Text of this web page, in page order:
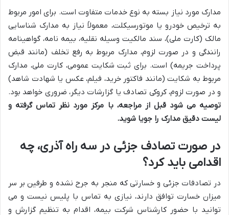
مدارک مورد نیاز بسته به نوع خدمات متفاوت است. برای امور مربوط
به ترخیص خودرو یا موتورسیکلت، معمولاً نیاز به مدارک شناسایی
مالک (کارت ملی)، سند مالکیت وسیله نقلیه، بیمه نامه، گواهینامه
رانندگی و در صورت لزوم، مدارک مربوط به رفع تخلف (مانند قبض
پرداخت جریمه) است. برای ثبت شکایت عمومی، کارت ملی، مدارک
مربوط به شکایت (مانند فاکتور خرید، فیلم، عکس یا شهادت شاهد)
و در صورت لزوم، کروکی تصادف یا گزارشات دیگر، ضروری خواهد بود.
توصیه می شود قبل از مراجعه، با مرکز مورد نظر تماس گرفته و
لیست دقیق مدارک را جویا شوید.
در صورت تصادف جزئی در سه راه آذری، چه
اقدامی باید کرد؟
در تصادفات جزئی و خسارتی که منجر به جرح نشده و طرفین بر سر
میزان خسارت توافق دارند، نیازی به تماس با پلیس نیست و می
توانید با حضور کارشناس شرکت بیمه، اقدام به تنظیم گزارش و